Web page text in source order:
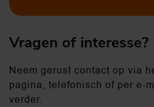
Vragen of interesse?
Neem gerust contact op via
pagina, telefonisch of per e-
verder.